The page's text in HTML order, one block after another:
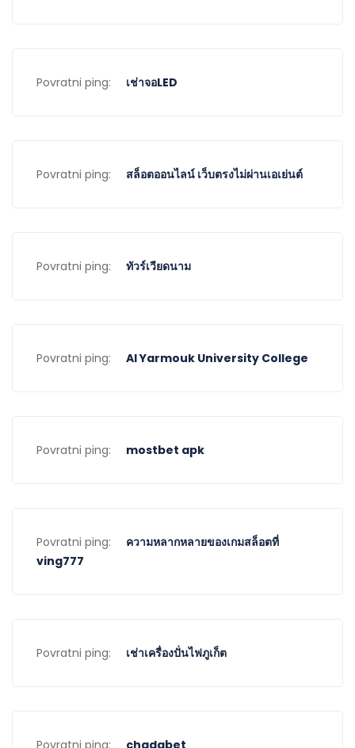
Povratni ping: เช่าจอLED
Povratni ping: สล็อตออนไลน์ เว็บตรงไม่ผ่านเอเย่นต์
Povratni ping: ทัวร์เวียดนาม
Povratni ping: Al Yarmouk University College
Povratni ping: mostbet apk
Povratni ping:
ความหลากหลายของเกมสล็อตที่
ving777
Povratni ping: เช่าเครื่องปั่นไฟภูเก็ต